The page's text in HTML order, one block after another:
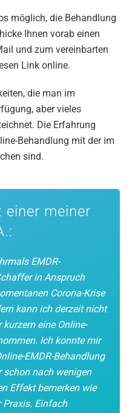
möglich, die Behandlung
Ihnen vorab einen
und zum vereinbarten
Link online.
die man im
aber vieles
Die Erfahrung
Behandlung mit der im
sind.
einer meiner
EMDR-
in Anspruch
Corona-Krise
kann ich derzeit nicht
eine Online-
Ich konnte mir
EMDR-Behandlung
nach wenigen
Effekt bemerken wie
Praxis. Einfach